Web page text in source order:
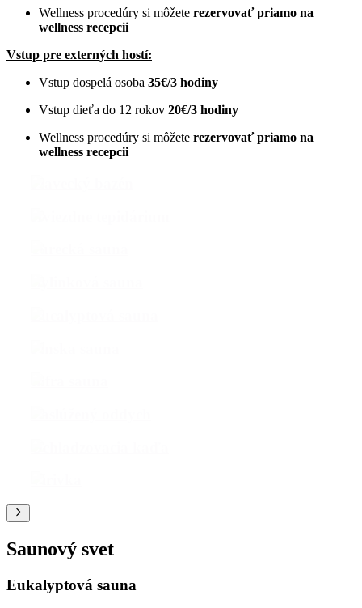
Wellness procedúry si môžete rezervovať priamo na
wellness recepcii
Vstup pre externých hostí:
Vstup dospelá osoba 35€/3 hodiny
Vstup dieťa do 12 rokov 20€/3 hodiny
Wellness procedúry si môžete rezervovať priamo na
wellness recepcii
Saunový svet
Eukalyptová sauna